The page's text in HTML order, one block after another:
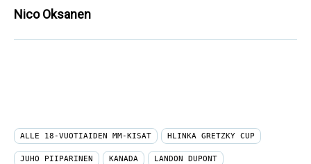
Nico Oksanen
ALLE 18-VUOTIAIDEN MM-KISAT HLINKA GRETZKY CUP
JUHO PIIPARINEN KANADA LANDON DUPONT